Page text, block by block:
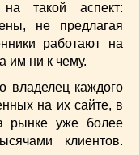
такой аспект:
не предлагая
работают на
им ни к чему.
владелец каждого
на их сайте, в
рынке уже более
клиентов.